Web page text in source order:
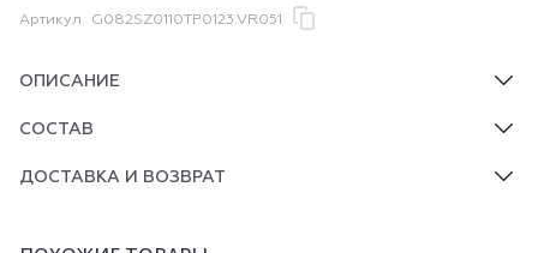
Артикул G082SZ0110TP0123.VR051
ОПИСАНИЕ
СОСТАВ
ДОСТАВКА И ВОЗВРАТ